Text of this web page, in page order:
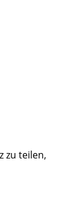
zu teilen,